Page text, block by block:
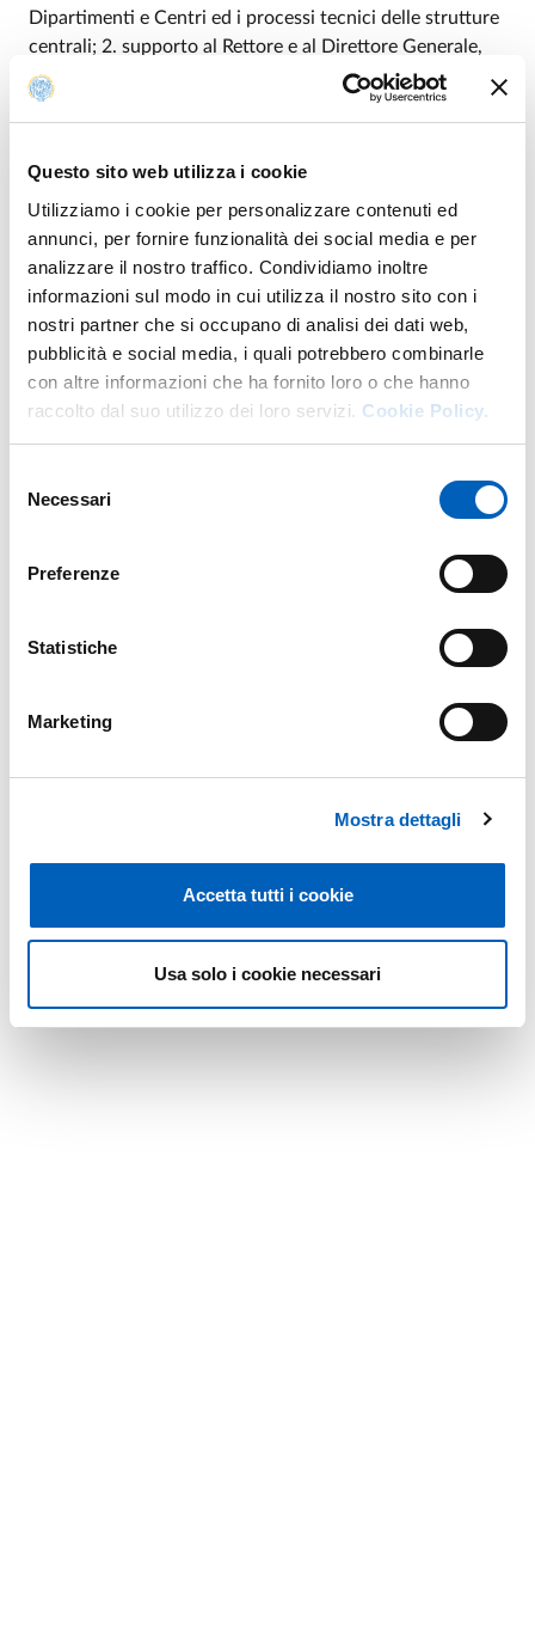
Questo sito web utilizza i cookie
Utilizziamo i cookie per personalizzare contenuti ed
annunci, per fornire funzionalità dei social media e per
analizzare il nostro traffico. Condividiamo inoltre
informazioni sul modo in cui utilizza il nostro sito con i
nostri partner che si occupano di analisi dei dati web,
pubblicità e social media, i quali potrebbero combinarle
con altre informazioni che ha fornito loro o che hanno
raccolto dal suo utilizzo dei loro servizi. Cookie Policy.
delNecessari
Preferenze
Statistiche
Marketing
Mostra dettagli
Accetta tutti i cookie
Usa solo i cookie necessari
Dipartimenti e Centri ed i processi tecnici delle strutture
centrali; 2. supporto al Rettore e al Direttore Generale,
per il coordinamento, lo sviluppo e l’organizzazione del
sistema sicurezza di Ateneo, con prioritario riferimento
sistemi di gestione e dei modelli organizzativi per la
Responsabile del Servizio Prevenzione e Protezione
(RSPP) per lo svolgimento delle funzioni previste dalla
normativa, attraverso valutazioni specialistiche, misure
strumentali e controlli analitici, secondo i principi e le
tecniche dell’ingegneria della sicurezza; 4. collaborazione
nell’ambito dell’edilizia universitaria, per le nuove
progettazioni, gli adeguamenti e le trasformazioni di
strutture esistenti e nella gestione di procedimenti con
implicazioni su fattori di sicurezza negli ambienti di
Related staff and business
addresses
Parco Area delle Scienze, 31/A